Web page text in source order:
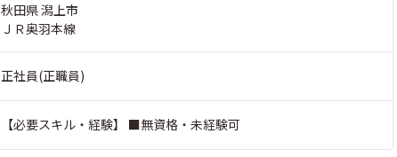
秋田県 潟上市
ＪＲ奥羽本線
正社員(正職員)
【必要スキル・経験】 ■無資格・未経験可